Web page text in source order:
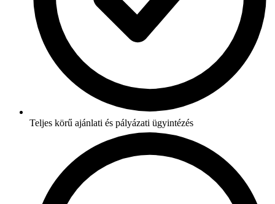
Teljes körű ajánlati és pályázati ügyintézés